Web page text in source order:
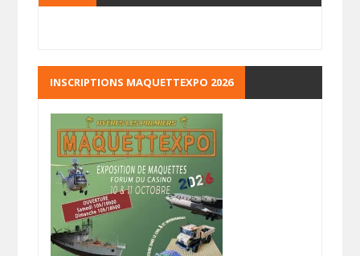
INSCRIPTIONS MAQUETTEXPO 2026